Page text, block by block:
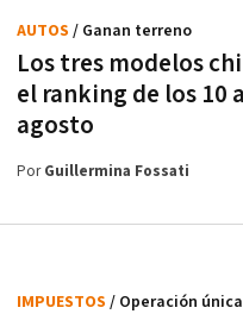
Los tres modelos
el ranking de los 10
agosto
AUTOS / Ganan terreno
PorGuillermina Fossati
IMPUESTOS / Operación única